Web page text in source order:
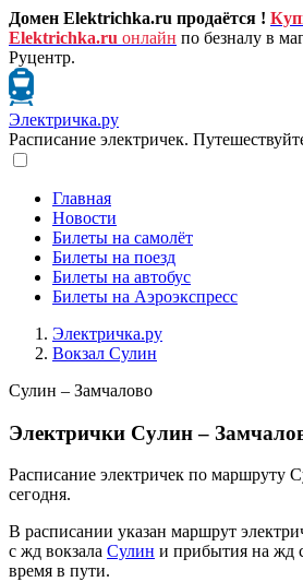
Домен Elektrichka.ru продаётся !
Elektrichka.ru онлайн по безналу в
Руцентр.
Электричка.ру
Расписание электричек.
Главная
Новости
Билеты на самолёт
Билеты на поезд
Билеты на автобус
Билеты на Аэроэкспресс
Электричка.ру
Вокзал Сулин
Сулин – Замчалово
Электрички Сулин –
Расписание электричек по маршруту
сегодня.
В расписании указан маршрут
с жд вокзала Сулин и прибытия на жд
время в пути.